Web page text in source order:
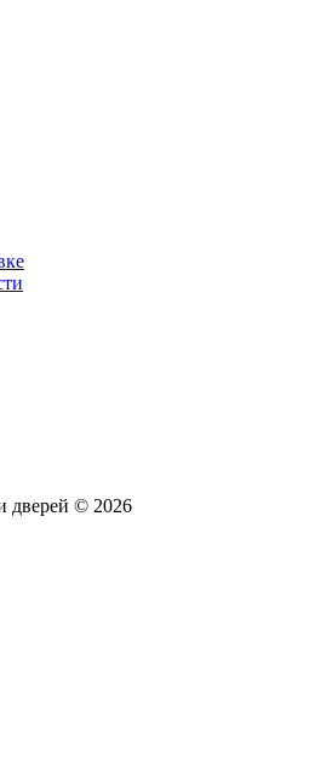
дверей © 2026